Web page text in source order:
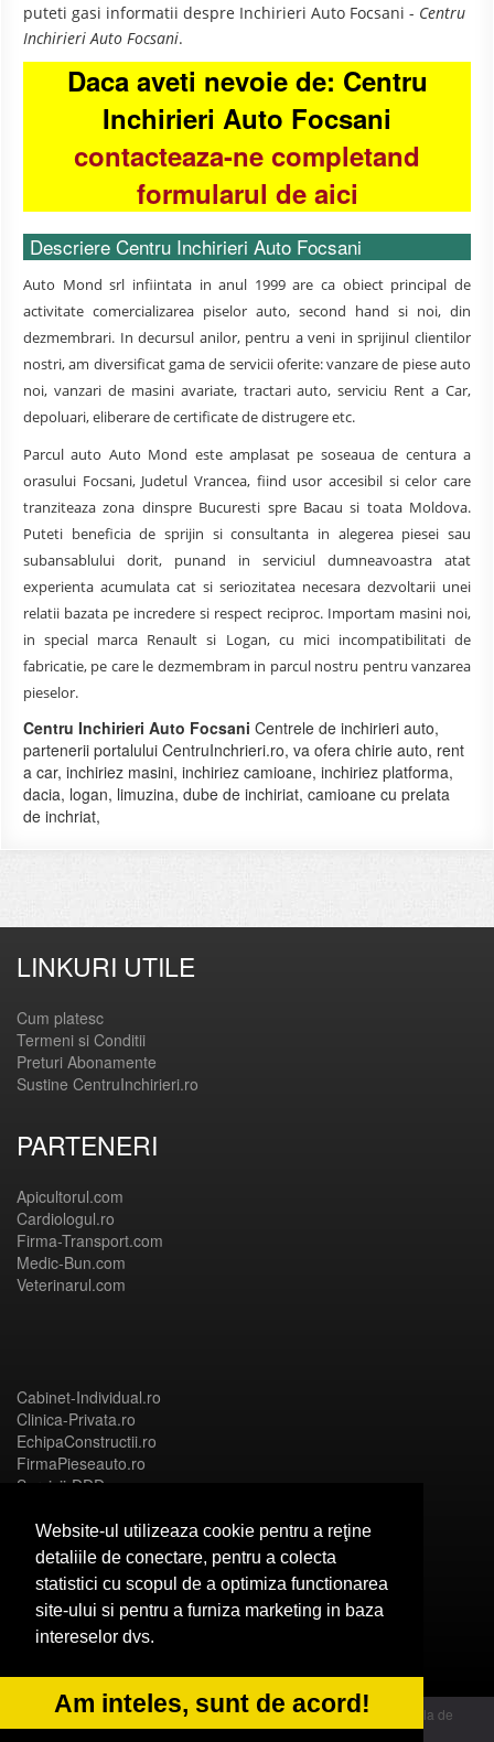
Website-ul utilizeaza cookie pentru a reţine
detaliile de conectare, pentru a colecta
statistici cu scopul de a optimiza functionarea
site-ului si pentru a furniza marketing in baza
intereselor dvs.
Am inteles, sunt de acord!
puteti gasi informatii despre Inchirieri Auto Focsani - Centru
Inchirieri Auto Focsani.
Daca aveti nevoie de: Centru
Inchirieri Auto Focsani
contacteaza-ne completand
formularul de aici
Descriere Centru Inchirieri Auto Focsani
Auto Mond srl infiintata in anul 1999 are ca obiect principal de
activitate comercializarea piselor auto, second hand si noi, din
dezmembrari. In decursul anilor, pentru a veni in sprijinul clientilor
nostri, am diversificat gama de servicii oferite: vanzare de piese auto
noi, vanzari de masini avariate, tractari auto, serviciu Rent a Car,
depoluari, eliberare de certificate de distrugere etc.
Parcul auto Auto Mond este amplasat pe soseaua de centura a
orasului Focsani, Judetul Vrancea, fiind usor accesibil si celor care
tranziteaza zona dinspre Bucuresti spre Bacau si toata Moldova.
Puteti beneficia de sprijin si consultanta in alegerea piesei sau
subansablului dorit, punand in serviciul dumneavoastra atat
experienta acumulata cat si seriozitatea necesara dezvoltarii unei
relatii bazata pe incredere si respect reciproc. Importam masini noi,
in special marca Renault si Logan, cu mici incompatibilitati de
fabricatie, pe care le dezmembram in parcul nostru pentru vanzarea
pieselor.
Centru Inchirieri Auto Focsani Centrele de inchirieri auto,
partenerii portalului CentruInchrieri.ro, va ofera chirie auto, rent
a car, inchiriez masini, inchiriez camioane, inchiriez platforma,
dacia, logan, limuzina, dube de inchiriat, camioane cu prelata
de inchriat,
LINKURI UTILE
Cum platesc
Termeni si Conditii
Preturi Abonamente
Sustine CentruInchirieri.ro
PARTENERI
Apicultorul.com
Cardiologul.ro
Firma-Transport.com
Medic-Bun.com
Veterinarul.com
Cabinet-Individual.ro
Clinica-Privata.ro
EchipaConstructii.ro
FirmaPieseauto.ro
Servicii-DDD.com
Birouri-Cadastru.ro
CramaVinuri.ro
FirmaTractariAuto.ro
© 2014 Powered by OdinMedia | este inscrisa la Autoritatea Nationala de